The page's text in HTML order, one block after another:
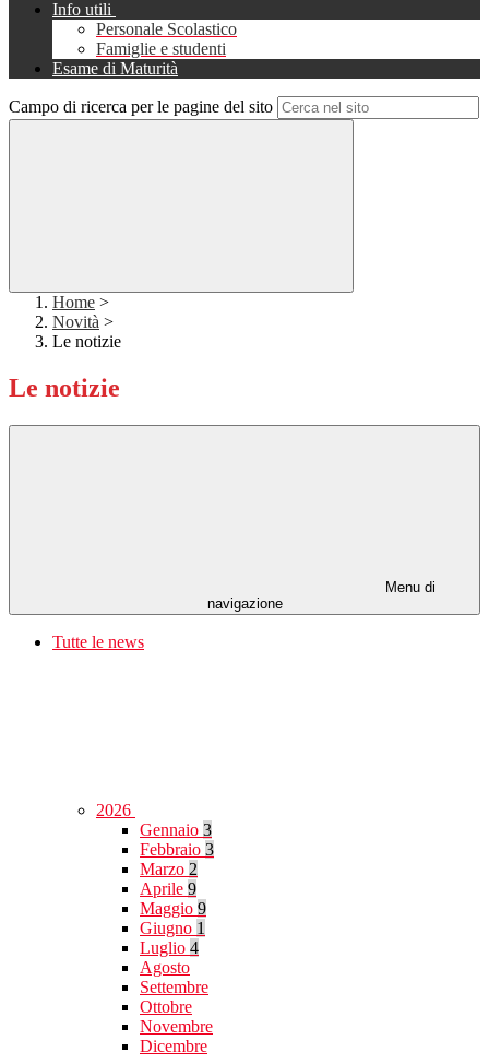
Info utili
Personale Scolastico
Famiglie e studenti
Esame di Maturità
Campo di ricerca per le pagine del sito
Home >
Novità >
Le notizie
Le notizie
Menu di
navigazione
Tutte le news
2026
Gennaio 3
Febbraio 3
Marzo 2
Aprile 9
Maggio 9
Giugno 1
Luglio 4
Agosto
Settembre
Ottobre
Novembre
Dicembre